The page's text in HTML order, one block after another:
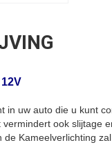
in uw auto die u kunt
ook slijtage
Kameelverlichting